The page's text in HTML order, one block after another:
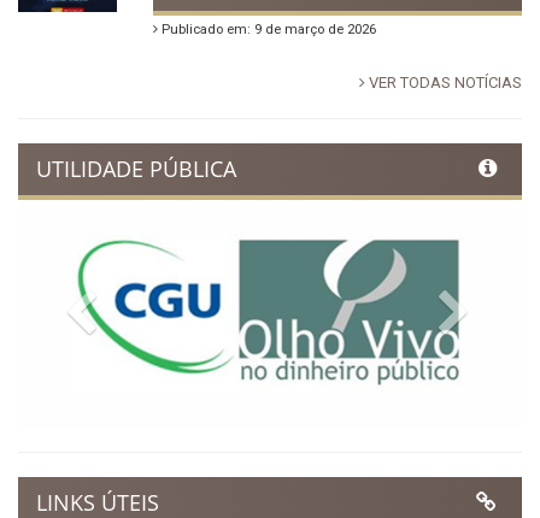
Publicado em: 9 de março de 2026
VER TODAS NOTÍCIAS
UTILIDADE PÚBLICA
Previous
LINKS ÚTEIS